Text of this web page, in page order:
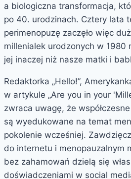
a biologiczna transformacja,
po 40. urodzinach. Cztery lata
perimenopuzę zaczęło więc
millenialek urodzonych w 1980
jej inaczej niż nasze matki i
Redaktorka „Hello!”,
w artykule „Are you in your
zwraca uwagę, że
są wyedukowane na temat
pokolenie wcześniej.
do internetu i menopauzalnym
bez zahamowań dzielą się
doświadczeniami w social